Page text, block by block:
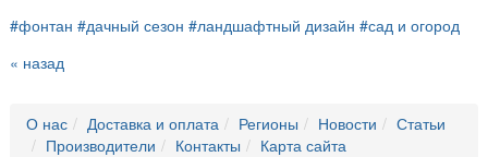
#фонтан #дачный сезон #ландшафтный дизайн #сад и огород
« назад
О нас Доставка и оплата Регионы Новости
Статьи
Производители
Контакты Карта сайта